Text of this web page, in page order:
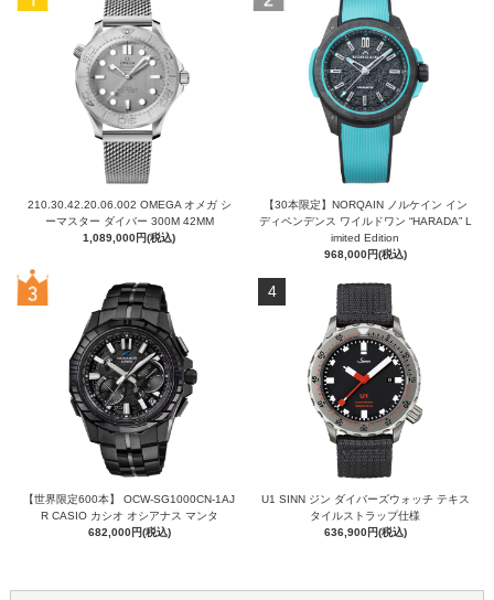
210.30.42.20.06.002 OMEGA オメガ シ
ーマスター ダイバー 300M 42MM
1,089,000円(税込)
【30本限定】NORQAIN ノルケイン イン
ディペンデンス ワイルドワン “HARADA” L
imited Edition
968,000円(税込)
【世界限定600本】 OCW-SG1000CN-1AJ
R CASIO カシオ オシアナス マンタ
682,000円(税込)
4
U1 SINN ジン ダイバーズウォッチ テキス
タイルストラップ仕様
636,900円(税込)